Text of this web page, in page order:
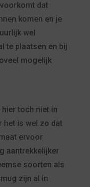
dat
komen en je
wel
te plaatsen en bij
mogelijk
hier toch niet in
het is wel zo dat
ervoor
aantrekkelijker
soorten als
zijn al in